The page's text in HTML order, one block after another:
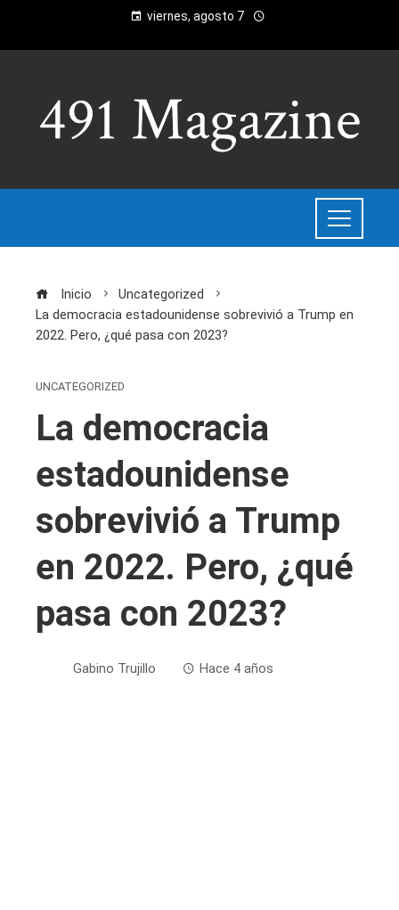
viernes, agosto 7
Inicio
Uncategorized
La democracia estadounidense sobrevivió a Trump en
2022. Pero, ¿qué pasa con 2023?
UNCATEGORIZED
La democracia
estadounidense
sobrevivió a Trump
en 2022. Pero, ¿qué
pasa con 2023?
Gabino Trujillo Hace 4 años